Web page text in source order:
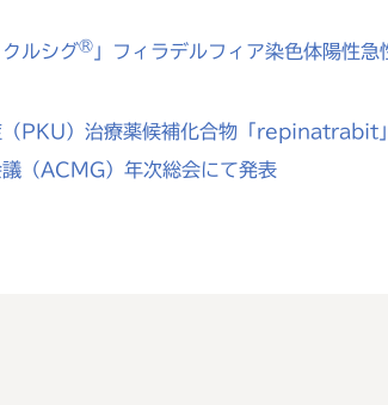
ルシグ® 」フィラデルフィア染色体陽性
（PKU）治療薬候補化合物「repinatrabit
（ACMG）年次総会にて発表